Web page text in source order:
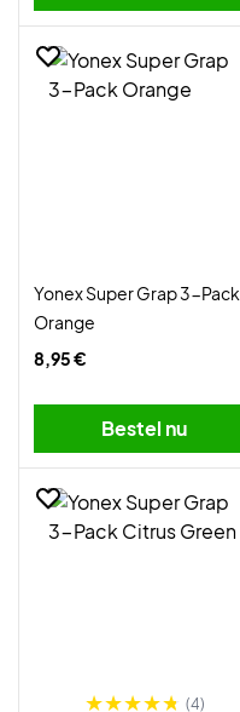
Yonex Super Grap 3-Pack
Orange
8,95 €
Bestel nu
(4)